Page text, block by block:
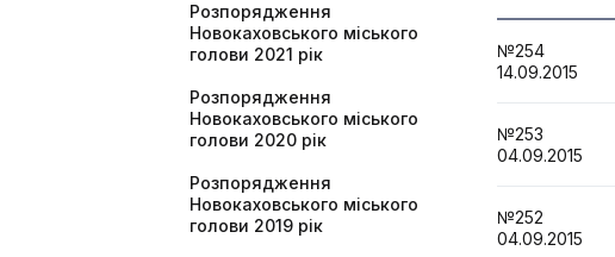
Розпорядження
Новокаховського міського
голови 2021 рік
Розпорядження
Новокаховського міського
голови 2020 рік
Розпорядження
Новокаховського міського
голови 2019 рік
№254
14.09.2015
№253
04.09.2015
№252
04.09.2015